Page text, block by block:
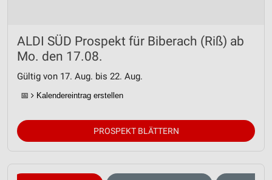
ALDI SÜD Prospekt für Biberach (Riß) ab
Mo. den 17.08.
Gültig von 17. Aug. bis 22. Aug.
📅 Kalendereintrag erstellen
PROSPEKT BLÄTTERN